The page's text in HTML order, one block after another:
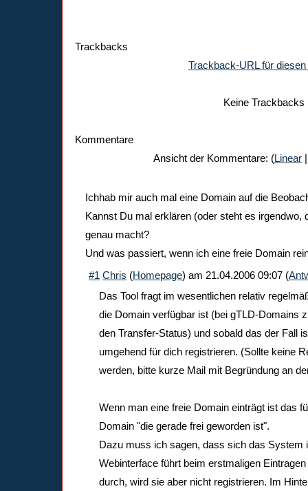
Trackbacks
Trackback-URL für diesen
Keine Trackbacks
Kommentare
Ansicht der Kommentare: (Linear
Ichhab mir auch mal eine Domain auf die
Kannst Du mal erklären (oder steht es irgendwo,
genau macht?
Und was passiert, wenn ich eine freie Domain
#1 Chris (Homepage) am 21.04.2006 09:07 (
Das Tool fragt im wesentlichen relativ
die Domain verfügbar ist (bei gTLD-Domains
den Transfer-Status) und sobald das der Fall
umgehend für dich registrieren. (Sollte keine
werden, bitte kurze Mail mit Begründung an
Wenn man eine freie Domain einträgt ist das
Domain "die gerade frei geworden ist".
Dazu muss ich sagen, dass sich das System
Webinterface führt beim erstmaligen
durch, wird sie aber nicht registrieren. Im